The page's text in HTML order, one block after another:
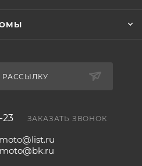
23 ЗАКАЗАТЬ ЗВОНОК